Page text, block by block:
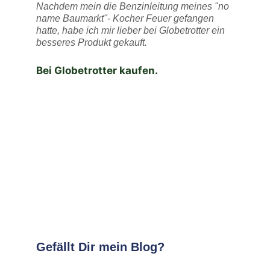
Nachdem mein die Benzinleitung meines "no
name Baumarkt"- Kocher Feuer gefangen
hatte, habe ich mir lieber bei Globetrotter ein
besseres Produkt gekauft.
Bei Globetrotter kaufen.
Gefällt Dir mein Blog?